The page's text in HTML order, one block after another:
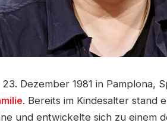
Dezember 1981 in Pamplona,
. Bereits im Kindesalter stand
und entwickelte sich zu einem